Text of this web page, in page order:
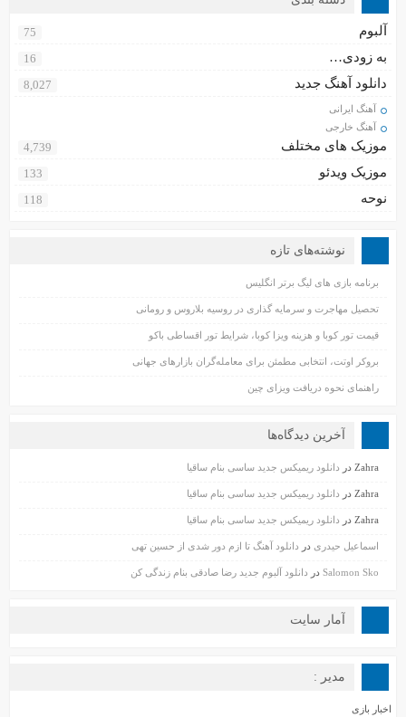
آلبوم 75
به زودی… 16
دانلود آهنگ جدید 8,027
آهنگ ایرانی
آهنگ خارجی
موزیک های مختلف 4,739
موزیک ویدئو 133
نوحه 118
نوشته‌های تازه
برنامه بازی های لیگ برتر انگلیس
تحصیل مهاجرت و سرمایه گذاری در روسیه بلاروس و رومانی
قیمت تور کوبا و هزینه ویزا کوبا، شرایط تور اقساطی باکو
بروکر اوتت، انتخابی مطمئن برای معامله‌گران بازارهای جهانی
راهنمای نحوه دریافت ویزای چین
آخرین دیدگاه‌ها
Zahra در دانلود ریمیکس جدید ساسی بنام ساقیا
Zahra در دانلود ریمیکس جدید ساسی بنام ساقیا
Zahra در دانلود ریمیکس جدید ساسی بنام ساقیا
اسماعیل حیدری در دانلود آهنگ تا ازم دور شدی از حسین تهی
Salomon Sko در دانلود آلبوم جدید رضا صادقی بنام زندگی کن
آمار سایت
مدیر :
اخبار بازی